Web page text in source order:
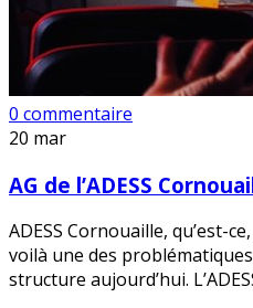
0 commentaire
20 mar
AG de l’ADESS
ADESS Cornouaille, qu’est-
voilà une des
structure aujourd’hui.